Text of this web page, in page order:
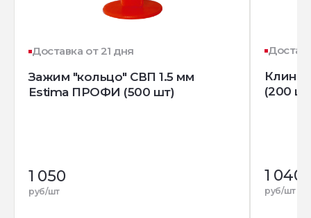
Доставка от 21 дня
Зажим "кольцо" СВП 1.5 мм
Estima ПРОФИ (500 шт)
1 050
руб/шт
Клин
(200
1 040
руб/шт